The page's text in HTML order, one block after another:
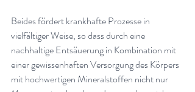
Beides fördert krankhafte Prozesse in
vielfältiger Weise, so dass durch eine
nachhaltige Entsäuerung in Kombination mit
einer gewissenhaften Versorgung des Körpers
mit hochwertigen Mineralstoffen nicht nur